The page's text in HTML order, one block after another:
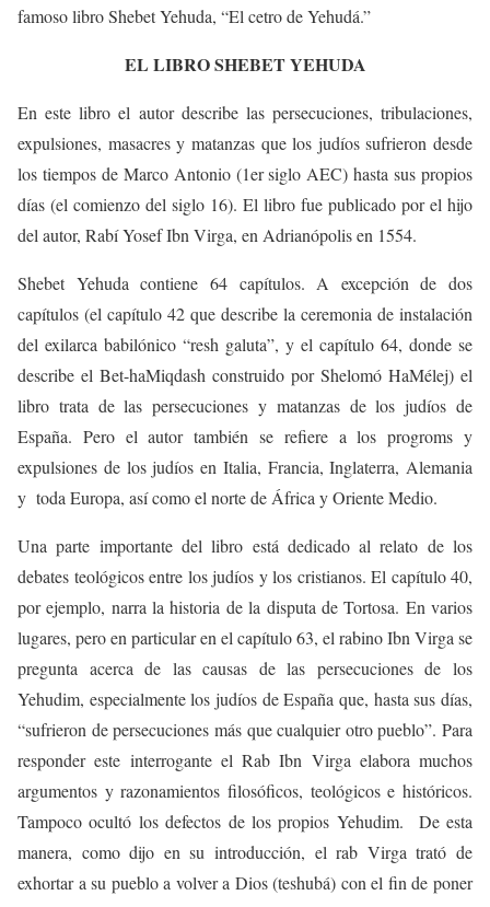
famoso libro Shebet Yehuda, “El cetro de Yehudá.”
EL LIBRO SHEBET YEHUDA
En este libro el autor describe las persecuciones, tribulaciones,
expulsiones, masacres y matanzas que los judíos sufrieron desde
los tiempos de Marco Antonio (1er siglo AEC) hasta sus propios
días (el comienzo del siglo 16). El libro fue publicado por el hijo
del autor, Rabí Yosef Ibn Virga, en Adrianópolis en 1554.
Shebet Yehuda contiene 64 capítulos. A excepción de dos
capítulos (el capítulo 42 que describe la ceremonia de instalación
del exilarca babilónico “resh galuta”, y el capítulo 64, donde se
describe el Bet-haMiqdash construido por Shelomó HaMélej) el
libro trata de las persecuciones y matanzas de los judíos de
España. Pero el autor también se refiere a los progroms y
expulsiones de los judíos en Italia, Francia, Inglaterra, Alemania
y toda Europa, así como el norte de África y Oriente Medio.
Una parte importante del libro está dedicado al relato de los
debates teológicos entre los judíos y los cristianos. El capítulo 40,
por ejemplo, narra la historia de la disputa de Tortosa. En varios
lugares, pero en particular en el capítulo 63, el rabino Ibn Virga se
pregunta acerca de las causas de las persecuciones de los
Yehudim, especialmente los judíos de España que, hasta sus días,
“sufrieron de persecuciones más que cualquier otro pueblo”. Para
responder este interrogante el Rab Ibn Virga elabora muchos
argumentos y razonamientos filosóficos, teológicos e históricos.
Tampoco ocultó los defectos de los propios Yehudim. De esta
manera, como dijo en su introducción, el rab Virga trató de
exhortar a su pueblo a volver a Dios (teshubá) con el fin de poner